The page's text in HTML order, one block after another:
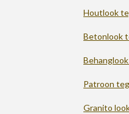
Houtlook
Betonlook
Patroon
Granito